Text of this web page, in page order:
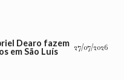
Dearo fazem
em São Luís
27/07/2026